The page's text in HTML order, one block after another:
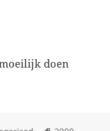
doen